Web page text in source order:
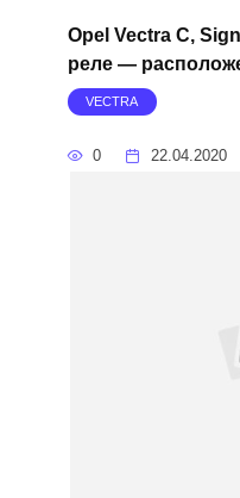
Opel Vectra C,
реле —
VECTRA
0 22.04.2020